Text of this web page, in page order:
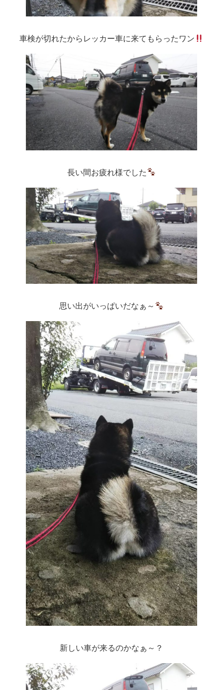
車検が切れたからレッカー車に来てもらったワン
長い間お疲れ様でした
思い出がいっぱいだなぁ～
新しい車が来るのかなぁ～？